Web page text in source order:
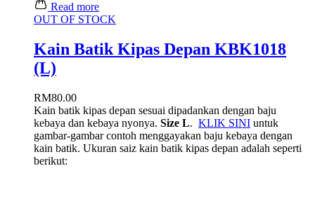
Read more
OUT OF STOCK
Kain Batik Kipas Depan KBK1018
(L)
RM80.00
Kain batik kipas depan sesuai dipadankan dengan baju
kebaya dan kebaya nyonya. Size L. KLIK SINI untuk
gambar-gambar contoh menggayakan baju kebaya dengan
kain batik. Ukuran saiz kain batik kipas depan adalah seperti
berikut: